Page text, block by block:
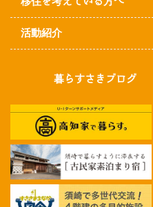
活動紹介
暮らすさきブログ